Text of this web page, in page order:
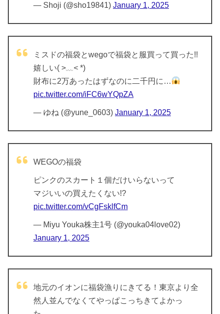
— Shoji (@sho19841) January 1, 2025
ミスドの福袋とwegoで福袋と服買って買った!!
嬉しい( >﹏< *)
財布に2万あったはずなのに二千円に…
pic.twitter.com/iFC6wYQpZA
— ゆね (@yune_0603) January 1, 2025
WEGOの福袋
ピンクのスカート１個だけいらないって
マジいいの買えたくない!?
pic.twitter.com/vCgFsklfCm
— Miyu Youka株主1号 (@youka04love02)
January 1, 2025
地元のイオンに福袋漁りにきてる！東京より全
然人並んでなくてやっぱこっちきてよかっ